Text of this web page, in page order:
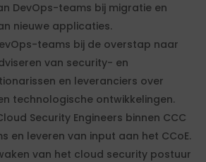
DevOps-teams bij migratie en
nieuwe applicaties.
teams bij de overstap naar
van security- en
en leveranciers over
technologische ontwikkelingen.
Security Engineers binnen CCC
en leveren van input aan het CCoE.
van het cloud security postuur